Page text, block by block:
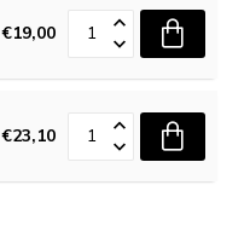
€19,00
€23,10